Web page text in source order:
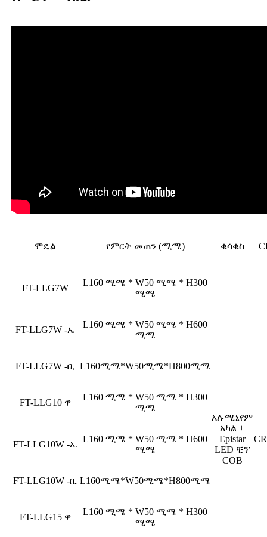
ሞዴል የምርት መጠን (ሚሜ) ቁሳቁስ
FT-LLG7W
L160 ሚሜ * W50 ሚሜ * H300
ሚሜ
አሉሚኒየም
አካል +
Epistar
LED ቺፕ
COB
FT-LLG7W -ኤ
L160 ሚሜ * W50 ሚሜ * H600
ሚሜ
FT-LLG7W -ቢ L160ሚሜ*W50ሚሜ*H800ሚሜ
FT-LLG10 ዋ
L160 ሚሜ * W50 ሚሜ * H300
ሚሜ
FT-LLG10W -ኤ
L160 ሚሜ * W50 ሚሜ * H600
ሚሜ
FT-LLG10W -ቢ L160ሚሜ*W50ሚሜ*H800ሚሜ
FT-LLG15 ዋ
L160 ሚሜ * W50 ሚሜ * H300
ሚሜ